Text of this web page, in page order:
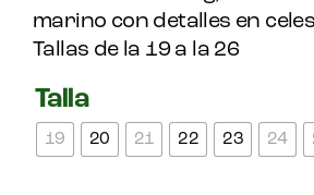
marino con detalles en
Tallas de la 19 a la 26
Talla
19 20 21 22 23 24